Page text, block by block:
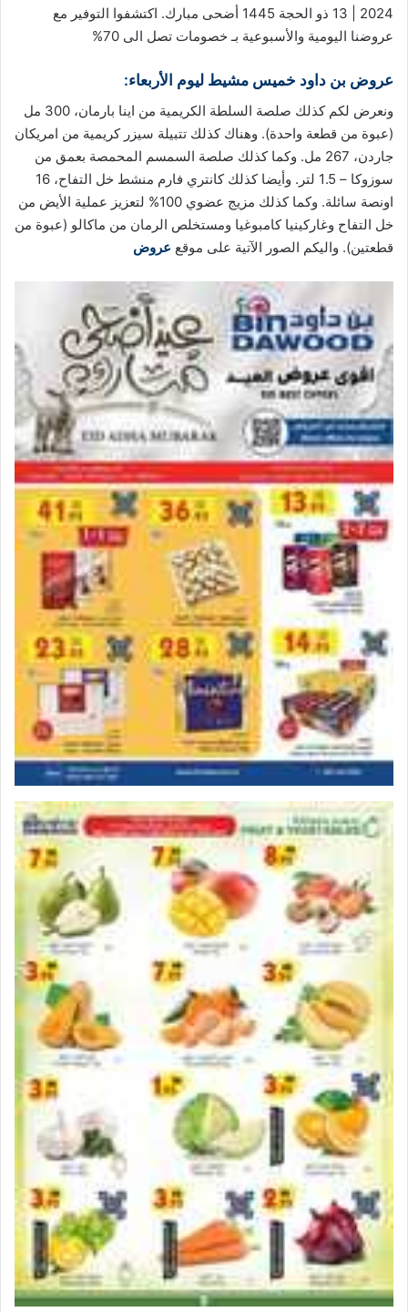
2024 | 13 ذو الحجة 1445 أضحى مبارك. اكتشفوا التوفير مع
عروضنا اليومية والأسبوعية بـ خصومات تصل الى 70%
عروض بن داود خميس مشيط ليوم الأربعاء:
ونعرض لكم كذلك صلصة السلطة الكريمية من اينا بارمان، 300 مل
(عبوة من قطعة واحدة). وهناك كذلك تتبيلة سيزر كريمية من امريكان
جاردن، 267 مل. وكما كذلك صلصة السمسم المحمصة بعمق من
سوزوكا – 1.5 لتر. وأيضا كذلك كانتري فارم منشط خل التفاح، 16
اونصة سائلة. وكما كذلك مزيج عضوي 100% لتعزيز عملية الأيض من
خل التفاح وغاركينيا كامبوغيا ومستخلص الرمان من ماكالو (عبوة من
قطعتين). واليكم الصور الآتية على موقع عروض